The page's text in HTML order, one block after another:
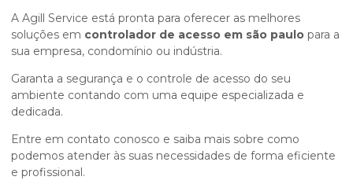
A Agill Service está pronta para oferecer as melhores
soluções em controlador de acesso em são paulo para a
sua empresa, condomínio ou indústria.
Garanta a segurança e o controle de acesso do seu
ambiente contando com uma equipe especializada e
dedicada.
Entre em contato conosco e saiba mais sobre como
podemos atender às suas necessidades de forma eficiente
e profissional.